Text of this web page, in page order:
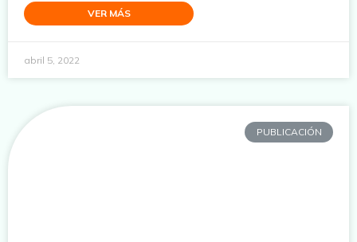
VER MÁS
abril 5, 2022
PUBLICACIÓN